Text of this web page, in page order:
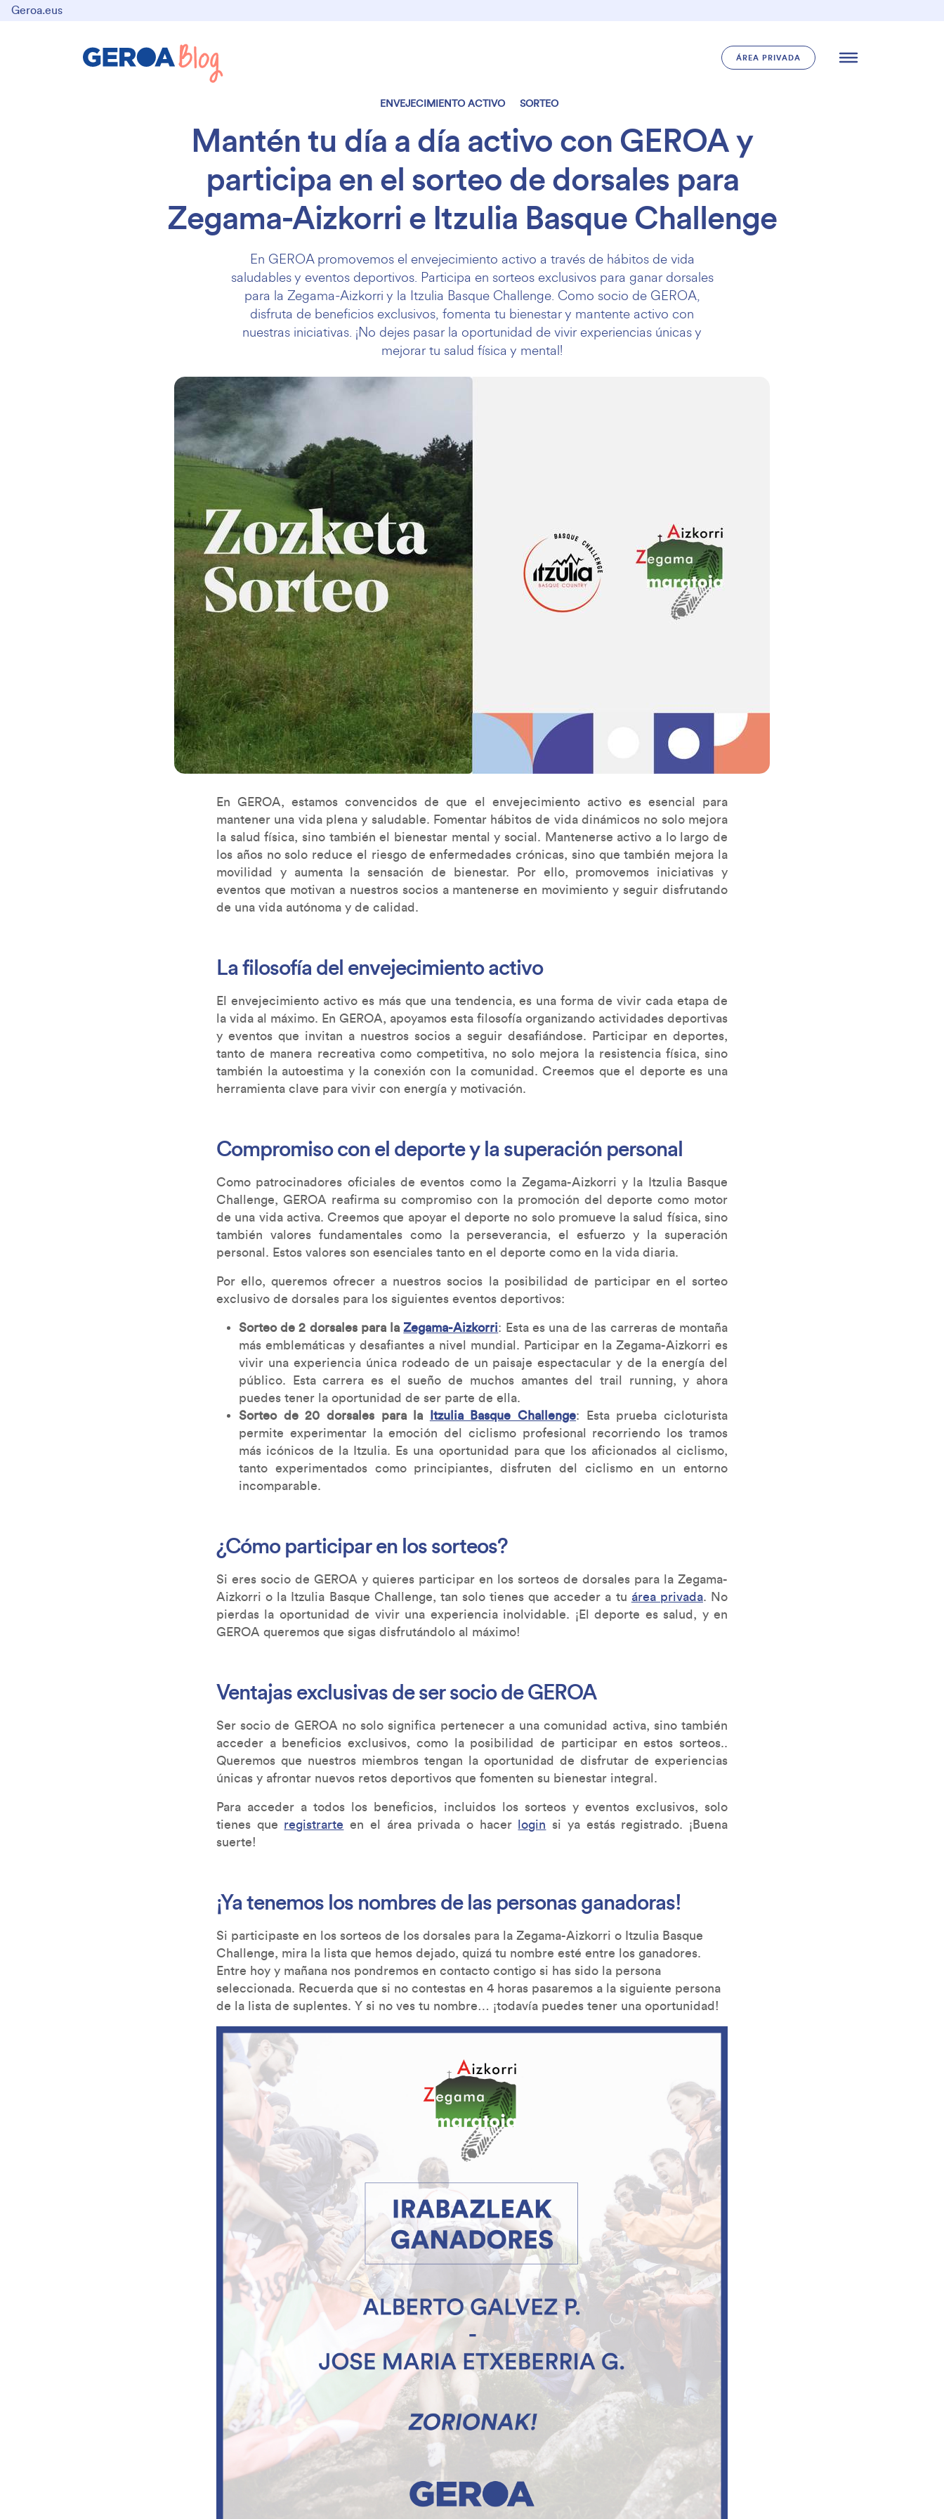
Geroa.eus
ÁREA PRIVADA
ENVEJECIMIENTO ACTIVO SORTEO
Mantén tu día a día activo con GEROA y
participa en el sorteo de dorsales para
Zegama-Aizkorri e Itzulia Basque Challenge
En GEROA promovemos el envejecimiento activo a través de hábitos de vida
saludables y eventos deportivos. Participa en sorteos exclusivos para ganar dorsales
para la Zegama-Aizkorri y la Itzulia Basque Challenge. Como socio de GEROA,
disfruta de beneficios exclusivos, fomenta tu bienestar y mantente activo con
nuestras iniciativas. ¡No dejes pasar la oportunidad de vivir experiencias únicas y
mejorar tu salud física y mental!
En GEROA, estamos convencidos de que el envejecimiento activo es esencial para
mantener una vida plena y saludable. Fomentar hábitos de vida dinámicos no solo mejora
la salud física, sino también el bienestar mental y social. Mantenerse activo a lo largo de
los años no solo reduce el riesgo de enfermedades crónicas, sino que también mejora la
movilidad y aumenta la sensación de bienestar. Por ello, promovemos iniciativas y
eventos que motivan a nuestros socios a mantenerse en movimiento y seguir disfrutando
de una vida autónoma y de calidad.
La filosofía del envejecimiento activo
El envejecimiento activo es más que una tendencia, es una forma de vivir cada etapa de
la vida al máximo. En GEROA, apoyamos esta filosofía organizando actividades deportivas
y eventos que invitan a nuestros socios a seguir desafiándose. Participar en deportes,
tanto de manera recreativa como competitiva, no solo mejora la resistencia física, sino
también la autoestima y la conexión con la comunidad. Creemos que el deporte es una
herramienta clave para vivir con energía y motivación.
Compromiso con el deporte y la superación personal
Como patrocinadores oficiales de eventos como la Zegama-Aizkorri y la Itzulia Basque
Challenge, GEROA reafirma su compromiso con la promoción del deporte como motor
de una vida activa. Creemos que apoyar el deporte no solo promueve la salud física, sino
también valores fundamentales como la perseverancia, el esfuerzo y la superación
personal. Estos valores son esenciales tanto en el deporte como en la vida diaria.
Por ello, queremos ofrecer a nuestros socios la posibilidad de participar en el sorteo
exclusivo de dorsales para los siguientes eventos deportivos:
Sorteo de 2 dorsales para laZegama-Aizkorri: Esta es una de las carreras de montaña
más emblemáticas y desafiantes a nivel mundial. Participar en la Zegama-Aizkorri es
vivir una experiencia única rodeado de un paisaje espectacular y de la energía del
público. Esta carrera es el sueño de muchos amantes del trail running, y ahora
puedes tener la oportunidad de ser parte de ella.
Sorteo de 20 dorsales para la
Itzulia Basque Challenge: Esta prueba cicloturista
permite experimentar la emoción del ciclismo profesional recorriendo los tramos
más icónicos de la Itzulia. Es una oportunidad para que los aficionados al ciclismo,
tanto experimentados como principiantes, disfruten del ciclismo en un entorno
incomparable.
¿Cómo participar en los sorteos?
Si eres socio de GEROA y quieres participar en los sorteos de dorsales para la Zegama-
Aizkorri o la Itzulia Basque Challenge, tan solo tienes que acceder a tu área privada. No
pierdas la oportunidad de vivir una experiencia inolvidable. ¡El deporte es salud, y en
GEROA queremos que sigas disfrutándolo al máximo!
Ventajas exclusivas de ser socio de GEROA
Ser socio de GEROA no solo significa pertenecer a una comunidad activa, sino también
acceder a beneficios exclusivos, como la posibilidad de participar en estos sorteos..
Queremos que nuestros miembros tengan la oportunidad de disfrutar de experiencias
únicas y afrontar nuevos retos deportivos que fomenten su bienestar integral.
Para acceder a todos los beneficios, incluidos los sorteos y eventos exclusivos, solo
tienes que registrarte en el área privada o hacer login si ya estás registrado. ¡Buena
suerte!
¡Ya tenemos los nombres de las personas ganadoras!
Si participaste en los sorteos de los dorsales para la Zegama-Aizkorri o Itzulia Basque
Challenge, mira la lista que hemos dejado, quizá tu nombre esté entre los ganadores.
Entre hoy y mañana nos pondremos en contacto contigo si has sido la persona
seleccionada. Recuerda que si no contestas en 4 horas pasaremos a la siguiente persona
de la lista de suplentes. Y si no ves tu nombre… ¡todavía puedes tener una oportunidad!